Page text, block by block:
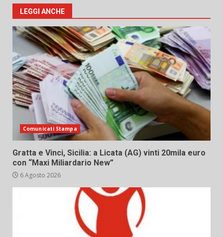
LEGGI ANCHE
Comunicati Stampa
Gratta e Vinci, Sicilia: a Licata (AG) vinti 20mila euro
con “Maxi Miliardario New”
6 Agosto 2026